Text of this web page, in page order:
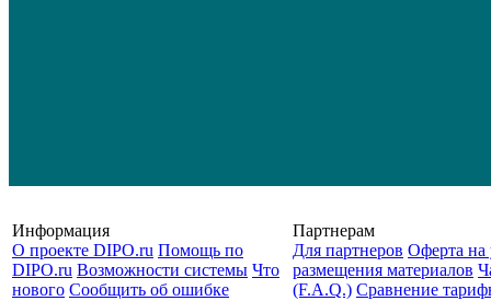
Информация
О проекте DIPO.ru Помощь по
DIPO.ru Возможности системы Что
нового Сообщить об ошибке
Партнерам
Для партнеров Оферта на
размещения материалов
(F.A.Q.) Cравнение